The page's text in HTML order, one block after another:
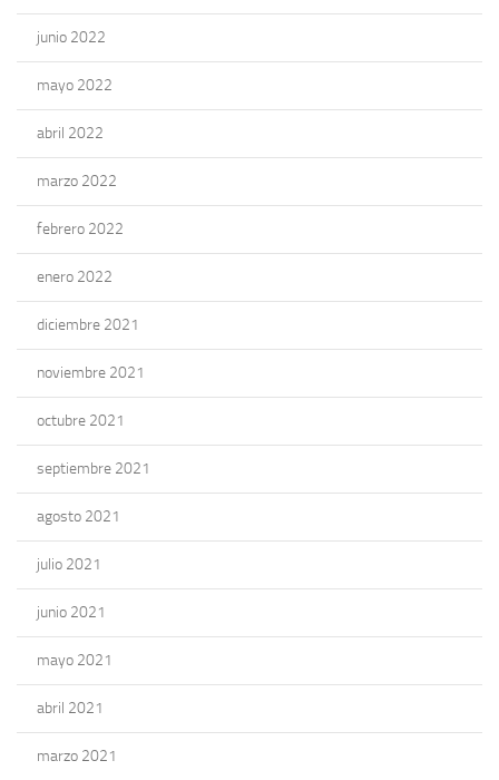
junio 2022
mayo 2022
abril 2022
marzo 2022
febrero 2022
enero 2022
diciembre 2021
noviembre 2021
octubre 2021
septiembre 2021
agosto 2021
julio 2021
junio 2021
mayo 2021
abril 2021
marzo 2021